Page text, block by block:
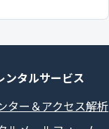
ンタルサービス
ター＆アクセス解析